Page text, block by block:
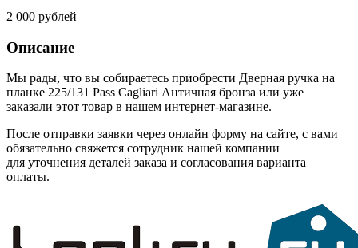
2 000 рублей
Описание
Мы рады, что вы собираетесь приобрести Дверная ручка на
планке 225/131 Pass Cagliari Античная бронза или уже
заказали этот товар в нашем интернет-магазине.
После отправки заявки через онлайн форму на сайте, с вами
обязательно свяжется сотрудник нашей компании
для уточнения деталей заказа и согласования варианта
оплаты.